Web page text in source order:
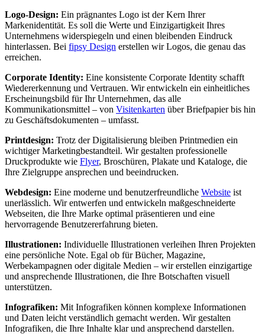
Logo-Design: Ein prägnantes Logo ist der Kern Ihrer
Markenidentität. Es soll die Werte und Einzigartigkeit Ihres
Unternehmens widerspiegeln und einen bleibenden Eindruck
hinterlassen. Bei fipsy Design erstellen wir Logos, die genau das
erreichen.
Corporate Identity: Eine konsistente Corporate Identity schafft
Wiedererkennung und Vertrauen. Wir entwickeln ein einheitliches
Erscheinungsbild für Ihr Unternehmen, das alle
Kommunikationsmittel – von Visitenkarten über Briefpapier bis hin
zu Geschäftsdokumenten – umfasst.
Printdesign: Trotz der Digitalisierung bleiben Printmedien ein
wichtiger Marketingbestandteil. Wir gestalten professionelle
Druckprodukte wie Flyer, Broschüren, Plakate und Kataloge, die
Ihre Zielgruppe ansprechen und beeindrucken.
Webdesign: Eine moderne und benutzerfreundliche Website ist
unerlässlich. Wir entwerfen und entwickeln maßgeschneiderte
Webseiten, die Ihre Marke optimal präsentieren und eine
hervorragende Benutzererfahrung bieten.
Illustrationen: Individuelle Illustrationen verleihen Ihren Projekten
eine persönliche Note. Egal ob für Bücher, Magazine,
Werbekampagnen oder digitale Medien – wir erstellen einzigartige
und ansprechende Illustrationen, die Ihre Botschaften visuell
unterstützen.
Infografiken: Mit Infografiken können komplexe Informationen
und Daten leicht verständlich gemacht werden. Wir gestalten
Infografiken, die Ihre Inhalte klar und ansprechend darstellen.